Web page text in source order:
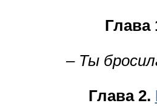
Глава
– Ты
Глава 2.